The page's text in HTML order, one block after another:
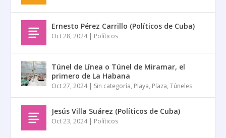
Ernesto Pérez Carrillo (Políticos de Cuba)
Oct 28, 2024| Políticos
Túnel de Línea o Túnel de Miramar, el
primero de La Habana
Oct 27, 2024| Sin categoría, Playa, Plaza,Túneles
Jesús Villa Suárez (Políticos de Cuba)
Oct 23, 2024| Políticos